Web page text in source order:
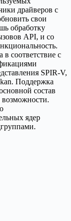
драйверов с
свои
обработку
API, и со
соответствие с
SPIR-V,
Поддержка
состав
возможности.
ядер